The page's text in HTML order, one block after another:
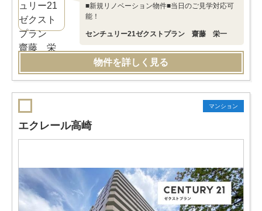
■新規リノベーション物件■当日のご見学対応可
能！
センチュリー21ゼクストプラン 齋藤 栄一
物件を詳しく見る
マンション
エクレール高崎